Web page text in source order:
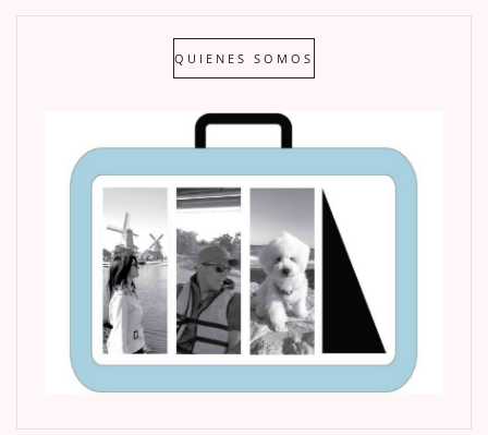
QUIENES SOMOS